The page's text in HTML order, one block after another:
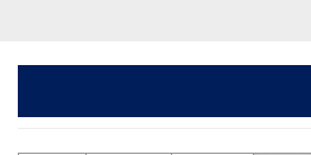
Inhalt
Holsteinischer